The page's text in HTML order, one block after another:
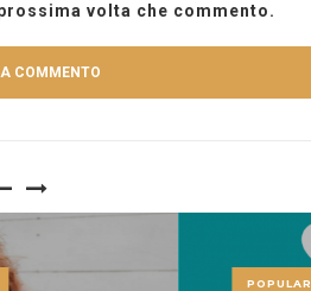
volta che commento.
POPULAR